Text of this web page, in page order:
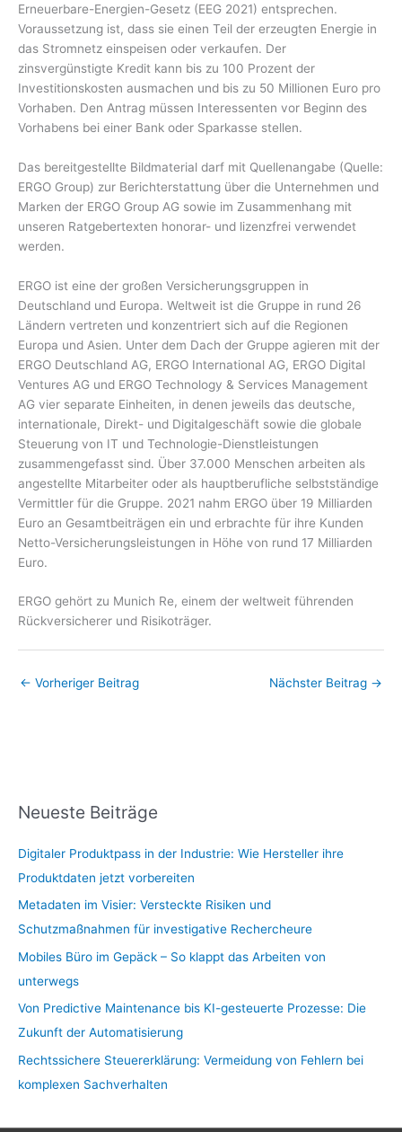
Erneuerbare-Energien-Gesetz (EEG 2021) entsprechen.
Voraussetzung ist, dass sie einen Teil der erzeugten Energie in
das Stromnetz einspeisen oder verkaufen. Der
zinsvergünstigte Kredit kann bis zu 100 Prozent der
Investitionskosten ausmachen und bis zu 50 Millionen Euro pro
Vorhaben. Den Antrag müssen Interessenten vor Beginn des
Vorhabens bei einer Bank oder Sparkasse stellen.
Das bereitgestellte Bildmaterial darf mit Quellenangabe (Quelle:
ERGO Group) zur Berichterstattung über die Unternehmen und
Marken der ERGO Group AG sowie im Zusammenhang mit
unseren Ratgebertexten honorar- und lizenzfrei verwendet
werden.
ERGO ist eine der großen Versicherungsgruppen in
Deutschland und Europa. Weltweit ist die Gruppe in rund 26
Ländern vertreten und konzentriert sich auf die Regionen
Europa und Asien. Unter dem Dach der Gruppe agieren mit der
ERGO Deutschland AG, ERGO International AG, ERGO Digital
Ventures AG und ERGO Technology & Services Management
AG vier separate Einheiten, in denen jeweils das deutsche,
internationale, Direkt- und Digitalgeschäft sowie die globale
Steuerung von IT und Technologie-Dienstleistungen
zusammengefasst sind. Über 37.000 Menschen arbeiten als
angestellte Mitarbeiter oder als hauptberufliche selbstständige
Vermittler für die Gruppe. 2021 nahm ERGO über 19 Milliarden
Euro an Gesamtbeiträgen ein und erbrachte für ihre Kunden
Netto-Versicherungsleistungen in Höhe von rund 17 Milliarden
Euro.
ERGO gehört zu Munich Re, einem der weltweit führenden
Rückversicherer und Risikoträger.
← Vorheriger Beitrag Nächster Beitrag →
Neueste Beiträge
Digitaler Produktpass in der Industrie: Wie Hersteller ihre
Produktdaten jetzt vorbereiten
Metadaten im Visier: Versteckte Risiken und
Schutzmaßnahmen für investigative Rechercheure
Mobiles Büro im Gepäck – So klappt das Arbeiten von
unterwegs
Von Predictive Maintenance bis KI-gesteuerte Prozesse: Die
Zukunft der Automatisierung
Rechtssichere Steuererklärung: Vermeidung von Fehlern bei
komplexen Sachverhalten